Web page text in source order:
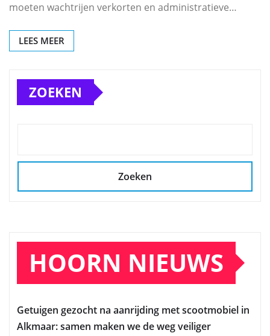
moeten wachtrijen verkorten en administratieve…
LEES MEER
ZOEKEN
Zoeken
HOORN NIEUWS
Getuigen gezocht na aanrijding met scootmobiel in
Alkmaar: samen maken we de weg veiliger